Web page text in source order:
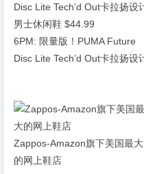
6PM: 限量版！PUMA Future
Disc Lite Tech’d Out卡拉扬设
Zappos-Amazon旗下美国最大
的网上鞋店